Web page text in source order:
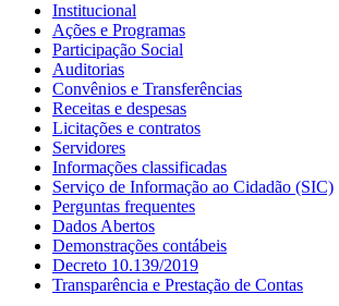
Institucional
Ações e Programas
Participação Social
Auditorias
Convênios e Transferências
Receitas e despesas
Licitações e contratos
Servidores
Informações classificadas
Serviço de Informação ao Cidadão (SIC)
Perguntas frequentes
Dados Abertos
Demonstrações contábeis
Decreto 10.139/2019
Transparência e Prestação de Contas